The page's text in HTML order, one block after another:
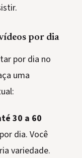
por dia
por dia no
uma
30 a 60
dia. Você
variedade.